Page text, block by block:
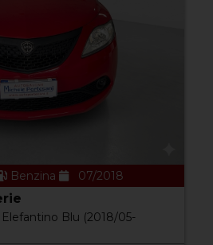
Benzina 07/2018
Elefantino Blu (2018/05-